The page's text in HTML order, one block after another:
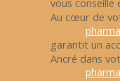
vous conseille
Au cœur de
garantit un
Ancré dans